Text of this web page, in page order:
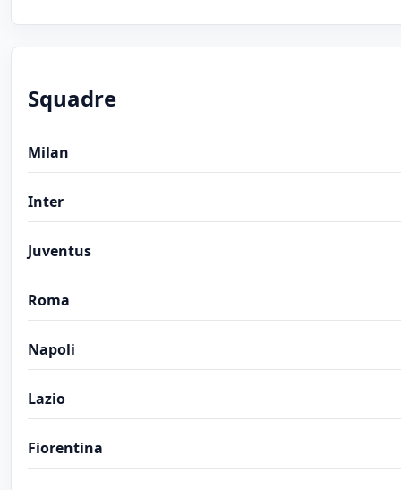
Squadre
Milan
Inter
Juventus
Roma
Napoli
Lazio
Fiorentina